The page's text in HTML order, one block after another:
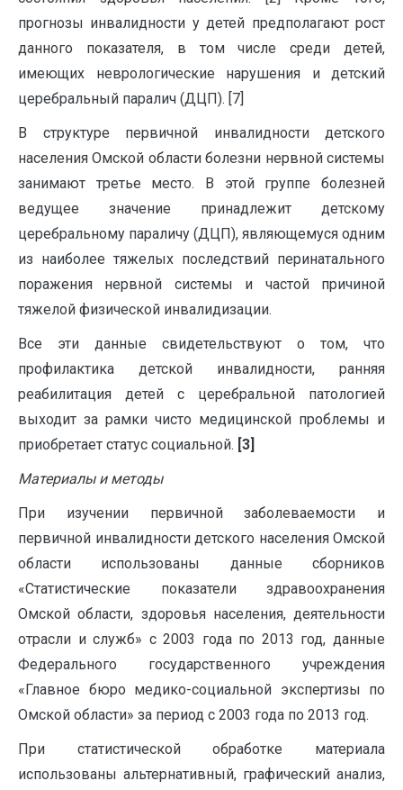
прогнозы инвалидности у детей предполагают рост
данного показателя, в том числе среди детей,
имеющих неврологические нарушения и детский
церебральный паралич (ДЦП). [7]
В структуре первичной инвалидности детского
населения Омской области болезни нервной системы
занимают третье место. В этой группе болезней
ведущее значение принадлежит детскому
церебральному параличу (ДЦП), являющемуся одним
из наиболее тяжелых последствий перинатального
поражения нервной системы и частой причиной
тяжелой физической инвалидизации.
Все эти данные свидетельствуют о том, что
профилактика детской инвалидности, ранняя
реабилитация детей с церебральной патологией
выходит за рамки чисто медицинской проблемы и
приобретает статус социальной. [3]
Материалы и методы
При изучении первичной заболеваемости и
первичной инвалидности детского населения Омской
области использованы данные сборников
«Статистические показатели здравоохранения
Омской области, здоровья населения, деятельности
отрасли и служб» с 2003 года по 2013 год, данные
Федерального государственного учреждения
«Главное бюро медико-социальной экспертизы по
Омской области» за период с 2003 года по 2013 год.
При статистической обработке материала
использованы альтернативный, графический анализ,